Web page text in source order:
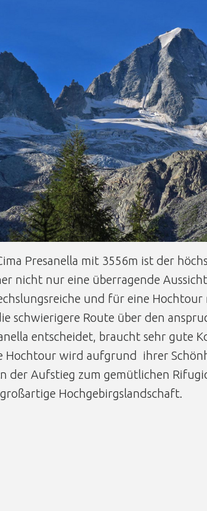
Presanella mit 3556m ist der
nicht nur eine überragende
und für eine
schwierigere Route über den
entscheidet, braucht sehr gute
Hochtour wird aufgrund ihrer
der Aufstieg zum gemütlichen
Hochgebirgslandschaft.